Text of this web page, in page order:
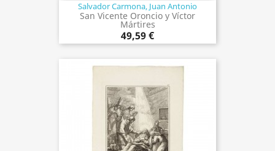
Salvador Carmona, Juan Antonio
San Vicente Oroncio y Víctor
Mártires
49,59 €